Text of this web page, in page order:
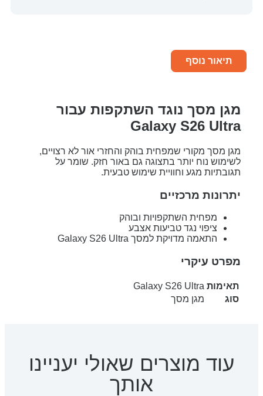
תיאור נוסף
מגן מסך נוגד השתקפות עבור
Galaxy S26 Ultra
מגן מסך מקורי שמפחית בוהק והחזרי אור לא רצויים,
לשימוש נוח יותר בתצוגה גם באור חזק. שומר על
תגובתיות מגע וחוויית שימוש טבעית.
יתרונות מרכזיים
מפחית השתקפויות ובוהק
ציפוי נגד טביעות אצבע
התאמה מדויקת למסך Galaxy S26 Ultra
מפרט עיקרי
תאימות Galaxy S26 Ultra
סוג
מגן מסך
עוד מוצרים שאולי יעניינו
אותך